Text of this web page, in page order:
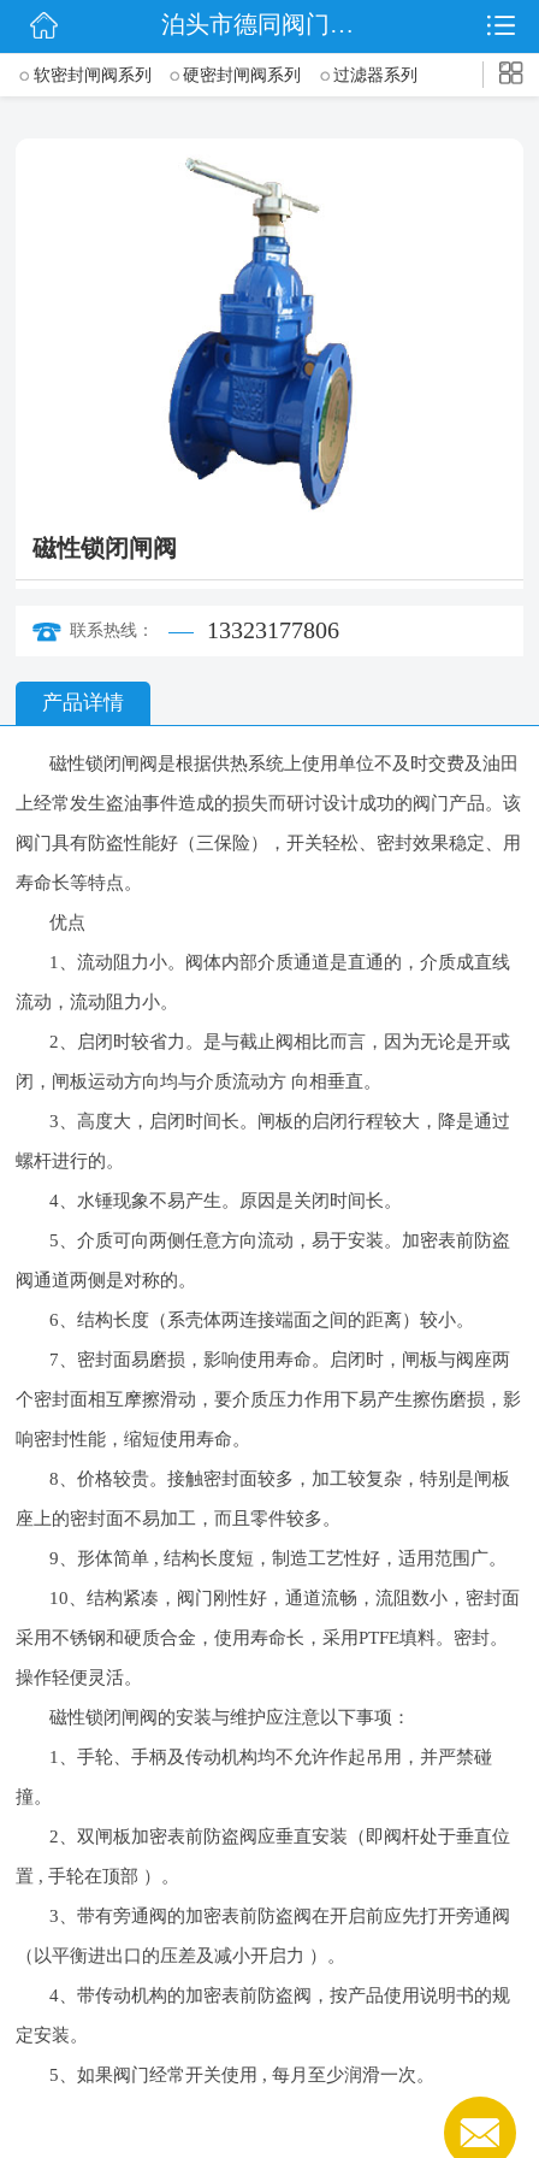
网站首页
泊头市德同阀门有限公司
软密封闸阀系列 硬密封闸阀系列 过滤器系列
磁性锁闭闸阀
联系热线： 13323177806
产品详情
磁性锁闭闸阀是根据供热系统上使用单位不及时交费及油田
上经常发生盗油事件造成的损失而研讨设计成功的阀门产品。该
阀门具有防盗性能好（三保险），开关轻松、密封效果稳定、用
寿命长等特点。
优点
1、流动阻力小。阀体内部介质通道是直通的，介质成直线
流动，流动阻力小。
2、启闭时较省力。是与截止阀相比而言，因为无论是开或
闭，闸板运动方向均与介质流动方 向相垂直。
3、高度大，启闭时间长。闸板的启闭行程较大，降是通过
螺杆进行的。
4、水锤现象不易产生。原因是关闭时间长。
5、介质可向两侧任意方向流动，易于安装。加密表前防盗
阀通道两侧是对称的。
6、结构长度（系壳体两连接端面之间的距离）较小。
7、密封面易磨损，影响使用寿命。启闭时，闸板与阀座两
个密封面相互摩擦滑动，要介质压力作用下易产生擦伤磨损，影
响密封性能，缩短使用寿命。
8、价格较贵。接触密封面较多，加工较复杂，特别是闸板
座上的密封面不易加工，而且零件较多。
9、形体简单 , 结构长度短，制造工艺性好，适用范围广。
10、结构紧凑，阀门刚性好，通道流畅，流阻数小，密封面
采用不锈钢和硬质合金，使用寿命长，采用PTFE填料。密封。
操作轻便灵活。
磁性锁闭闸阀的安装与维护应注意以下事项：
1、手轮、手柄及传动机构均不允许作起吊用，并严禁碰
撞。
2、双闸板加密表前防盗阀应垂直安装（即阀杆处于垂直位
置 , 手轮在顶部 ）。
3、带有旁通阀的加密表前防盗阀在开启前应先打开旁通阀
（以平衡进出口的压差及减小开启力 ）。
4、带传动机构的加密表前防盗阀，按产品使用说明书的规
定安装。
5、如果阀门经常开关使用 , 每月至少润滑一次。